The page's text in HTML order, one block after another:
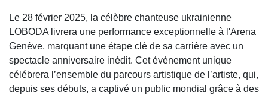
Le 28 février 2025, la célèbre chanteuse ukrainienne
LOBODA livrera une performance exceptionnelle à l'Arena
Genève, marquant une étape clé de sa carrière avec un
spectacle anniversaire inédit. Cet événement unique
célébrera l’ensemble du parcours artistique de l’artiste, qui,
depuis ses débuts, a captivé un public mondial grâce à des